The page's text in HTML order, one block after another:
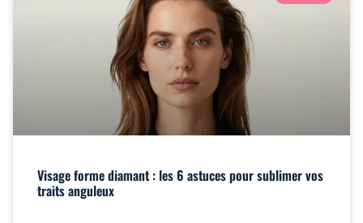
Visage forme diamant : les 6 astuces pour sublimer vos
traits anguleux